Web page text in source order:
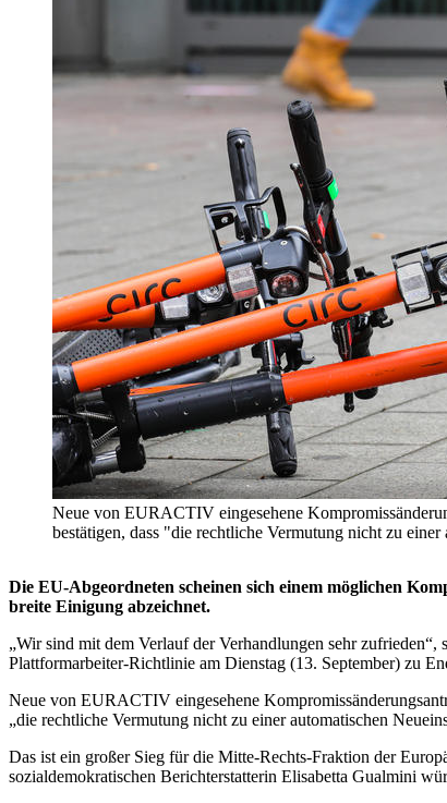
Neue von EURACTIV eingesehene
bestätigen, dass "die rechtliche Vermutung nicht zu
Die EU-Abgeordneten scheinen sich einem möglichen
breite Einigung abzeichnet.
„Wir sind mit dem Verlauf der Verhandlungen sehr
Plattformarbeiter-Richtlinie am Dienstag (13. September) zu
Neue von EURACTIV eingesehene
„die rechtliche Vermutung nicht zu einer automatischen
Das ist ein großer Sieg für die Mitte-Rechts-Fraktion der
sozialdemokratischen Berichterstatterin Elisabetta Gualmini